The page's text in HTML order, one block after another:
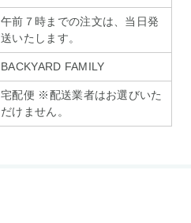
午前７時までの注文は、当日発
送いたします。
BACKYARD FAMILY
宅配便 ※配送業者はお選びいた
だけません。